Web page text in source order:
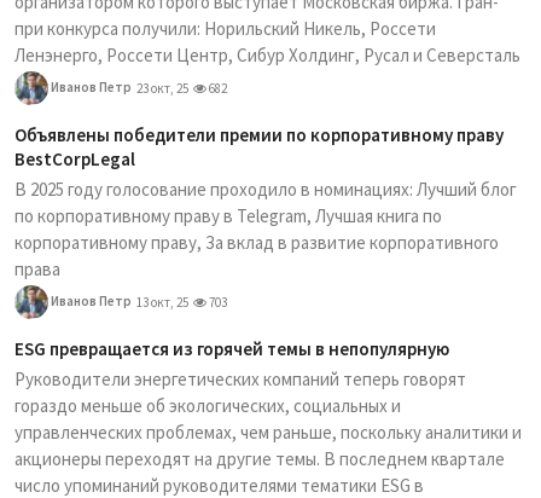
при конкурса получили: Норильский Никель, Россети
Ленэнерго, Россети Центр, Сибур Холдинг, Русал и Северсталь
Иванов Петр 23 окт, 25 682
Объявлены победители премии по корпоративному праву
BestCorpLegal
В 2025 году голосование проходило в номинациях: Лучший блог
по корпоративному праву в Telegram, Лучшая книга по
корпоративному праву, За вклад в развитие корпоративного
права
Иванов Петр 13 окт, 25 703
ESG превращается из горячей темы в непопулярную
Руководители энергетических компаний теперь говорят
гораздо меньше об экологических, социальных и
управленческих проблемах, чем раньше, поскольку аналитики и
акционеры переходят на другие темы. В последнем квартале
число упоминаний руководителями тематики ESG в